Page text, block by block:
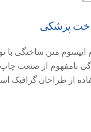
پزشکی
ایپسوم متن ساختگی با
نامفهوم از صنعت چاپ
از طراحان گرافیک